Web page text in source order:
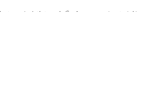
افراهای ادیت ویدئو گرفته تا فایل
از محصولات افرافایل پرداخته‌ایم:
هستند که نیازهای کسب‌وکارها،